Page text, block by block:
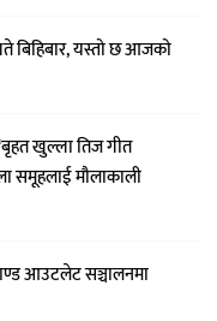
बिहिबार, यस्तो छ आजको
खुल्ला तिज गीत
समूहलाई मौलाकाली
आउटलेट सञ्चालनमा